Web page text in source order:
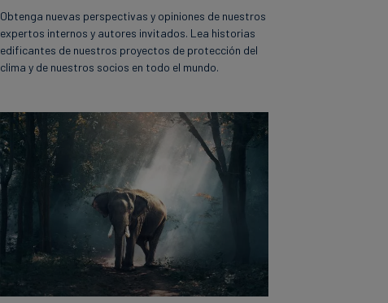
Obtenga nuevas perspectivas y opiniones de nuestros
expertos internos y autores invitados. Lea historias
edificantes de nuestros proyectos de protección del
clima y de nuestros socios en todo el mundo.